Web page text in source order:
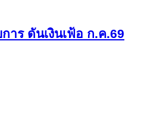
าร ดันเงินเฟ้อ ก.ค.69